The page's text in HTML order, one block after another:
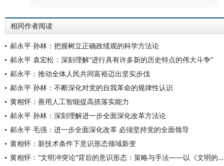
相同作者阅读
郝永平 孙林：把握树立正确政绩观的科学方法论
郝永平 袁宏松：深刻理解“进行具有许多新的历史特点的伟大斗争”
郝永平：推动全体人民共同富裕迈出坚实步伐
郝永平 孙林：不断深化对党的自我革命的规律性认识
黄相怀：善用人工智能提高抓落实能力
郝永平 孙林：深刻理解进一步全面深化改革方法论
郝永平 毛强：进一步全面深化改革 必须坚持党的全面领导
黄相怀：新技术条件下意识形态领域新变
黄相怀：“文明冲突论”背后的意识形态：策略与手法——以《文明的冲突与世界秩序的重建》为中心的考察